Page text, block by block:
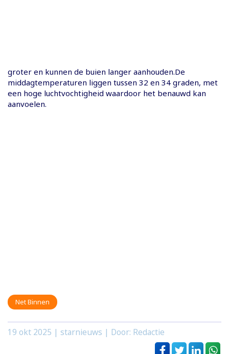
groter en kunnen de buien langer aanhouden.De
middagtemperaturen liggen tussen 32 en 34 graden, met
een hoge luchtvochtigheid waardoor het benauwd kan
aanvoelen.
Net Binnen
19 okt 2025 | starnieuws | Door: Redactie